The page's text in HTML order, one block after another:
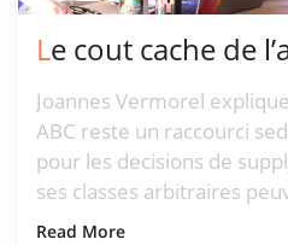
Le cout cache de
Joannes Vermorel
ABC reste un raccourci
pour les decisions de
ses classes arbitraires
economique au lieu de
Read More